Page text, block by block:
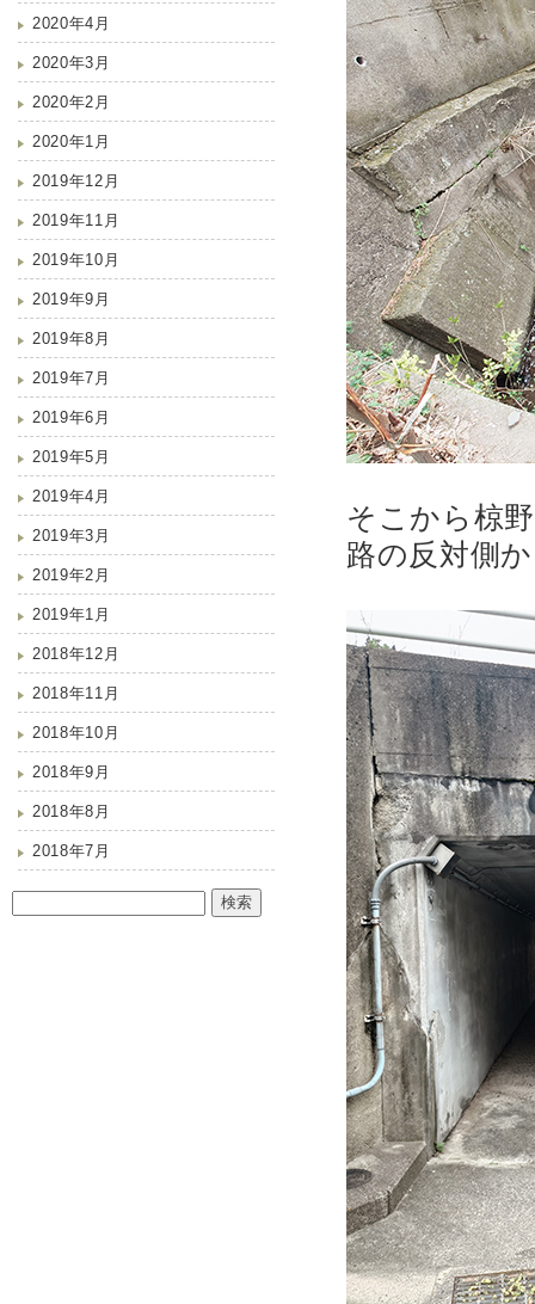
2020年4月
2020年3月
2020年2月
2020年1月
2019年12月
2019年11月
2019年10月
2019年9月
2019年8月
2019年7月
2019年6月
2019年5月
2019年4月
2019年3月
2019年2月
2019年1月
2018年12月
2018年11月
2018年10月
2018年9月
2018年8月
2018年7月
そこから椋
路の反対側